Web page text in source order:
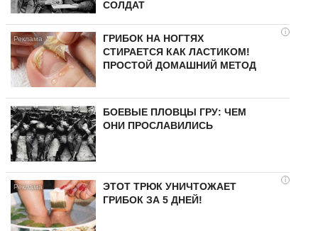
СОЛДАТ
i
ГРИБОК НА НОГТЯХ
СТИРАЕТСЯ КАК ЛАСТИКОМ!
ПРОСТОЙ ДОМАШНИЙ МЕТОД
БОЕВЫЕ ПЛОВЦЫ ГРУ: ЧЕМ
ОНИ ПРОСЛАВИЛИСЬ
i
ЭТОТ ТРЮК УНИЧТОЖАЕТ
ГРИБОК ЗА 5 ДНЕЙ!